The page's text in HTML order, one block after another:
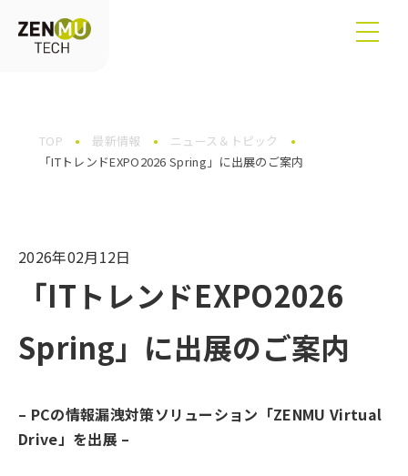
TOP 最新情報
ニュース＆トピック
「ITトレンドEXPO2026 Spring」に出展のご案内
2026年02月12日
「ITトレンドEXPO2026
Spring」に出展のご案内
– PCの情報漏洩対策ソリューション「ZENMU Virtual
Drive」を出展 –